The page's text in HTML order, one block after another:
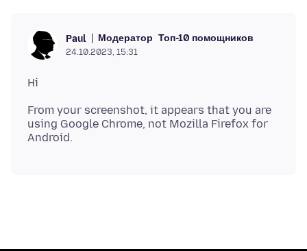
Paul Модератор Топ-10 помощников
24.10.2023, 15:31
From your screenshot, it appears that you are
using Google Chrome, not Mozilla Firefox for